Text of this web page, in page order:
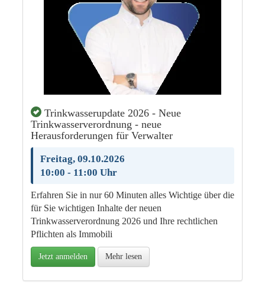
Trinkwasserupdate 2026 - Neue
Trinkwasserverordnung - neue
Herausforderungen für Verwalter
Freitag, 09.10.2026
10:00 - 11:00 Uhr
Erfahren Sie in nur 60 Minuten alles Wichtige über die
für Sie wichtigen Inhalte der neuen
Trinkwasserverordnung 2026 und Ihre rechtlichen
Pflichten als Immobili
Jetzt anmelden Mehr lesen